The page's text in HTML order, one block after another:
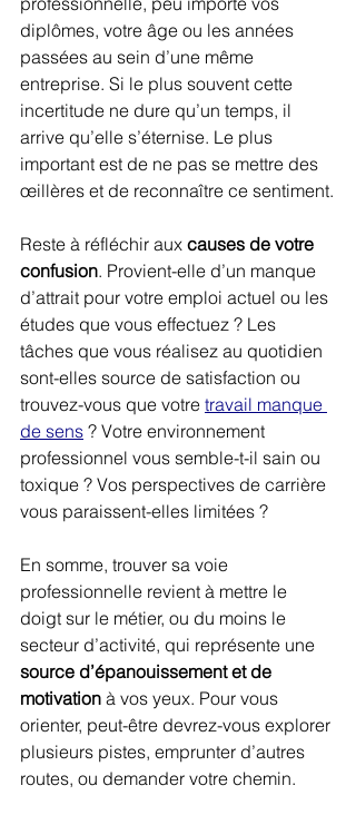
diplômes, votre âge ou les années
passées au sein d’une même
entreprise. Si le plus souvent cette
incertitude ne dure qu’un temps, il
arrive qu’elle s’éternise. Le plus
important est de ne pas se mettre des
œillères et de reconnaître ce sentiment.
Reste à réfléchir aux causes de votre
confusion. Provient-elle d’un manque
d’attrait pour votre emploi actuel ou les
études que vous effectuez ? Les
tâches que vous réalisez au quotidien
sont-elles source de satisfaction ou
trouvez-vous que votre travail manque
de sens ? Votre environnement
professionnel vous semble-t-il sain ou
toxique ? Vos perspectives de carrière
vous paraissent-elles limitées ?
En somme, trouver sa voie
professionnelle revient à mettre le
doigt sur le métier, ou du moins le
secteur d’activité, qui représente une
source d’épanouissement et de
motivation à vos yeux. Pour vous
orienter, peut-être devrez-vous explorer
plusieurs pistes, emprunter d’autres
routes, ou demander votre chemin.